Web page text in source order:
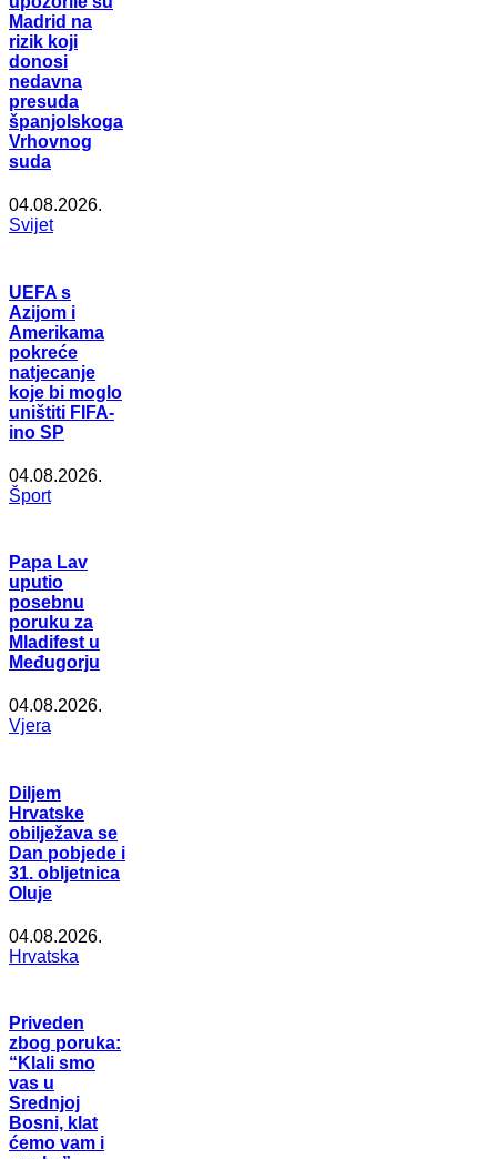
Madrid na
rizik koji
donosi
nedavna
presuda
španjolskoga
Vrhovnog
suda
04.08.2026.
Svijet
UEFA s
Azijom i
Amerikama
pokreće
natjecanje
koje bi moglo
uništiti FIFA-
ino SP
04.08.2026.
Šport
Papa Lav
uputio
posebnu
poruku za
Mladifest u
Međugorju
04.08.2026.
Vjera
Diljem
Hrvatske
obilježava se
Dan pobjede i
31. obljetnica
Oluje
04.08.2026.
Hrvatska
Priveden
zbog poruka:
“Klali smo
vas u
Srednjoj
Bosni, klat
ćemo vam i